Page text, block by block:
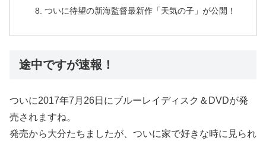
ついに待望の新海監督最新作「天気の子」が公開！
途中ですが速報！
ついに2017年7月26日にブルーレイディスク＆DVDが発
売されますね。
発売から大分たちましたが、ついに家で好きな時に見られ